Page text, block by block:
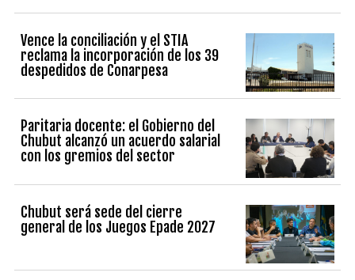
Vence la conciliación y el STIA
reclama la incorporación de los 39
despedidos de Conarpesa
Paritaria docente: el Gobierno del
Chubut alcanzó un acuerdo salarial
con los gremios del sector
Chubut será sede del cierre
general de los Juegos Epade 2027